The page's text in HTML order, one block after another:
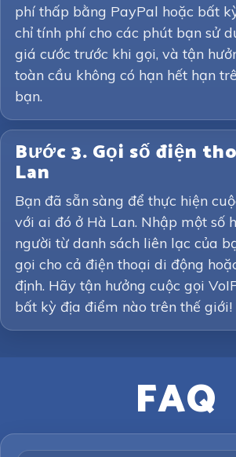
phí thấp bằng PayPal hoặc bất
chỉ tính phí cho các phút bạn sử
giá cước trước khi gọi, và tận
toàn cầu không có hạn hết hạn
bạn.
Bước 3. Gọi số điện
Lan
Bạn đã sẵn sàng để thực hiện
với ai đó ở Hà Lan. Nhập một số
người từ danh sách liên lạc của
gọi cho cả điện thoại di động
định. Hãy tận hưởng cuộc gọi
bất kỳ địa điểm nào trên thế giới!
FAQ